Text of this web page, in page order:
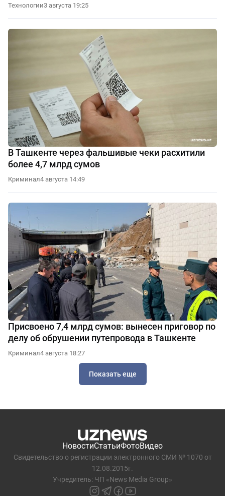
Технологии3 августа 19:25
В Ташкенте через фальшивые чеки расхитили
более 4,7 млрд сумов
Криминал4 августа 14:49
Присвоено 7,4 млрд сумов: вынесен приговор по
делу об обрушении путепровода в Ташкенте
Криминал4 августа 18:27
Показать еще
НовостиСтатьиФотоВидео
Свидетельство о регистрации электронного СМИ № 1070 от
12.08.2015г.
Учредитель: ЧП «News Media Group»